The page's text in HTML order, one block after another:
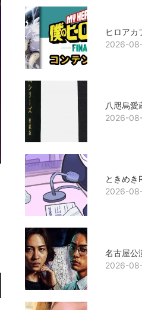
ヒロアカ
2026-
八咫烏愛
2026-
ときめき
2026-
名古屋公
2026-